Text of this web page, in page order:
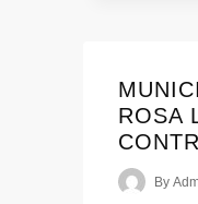
ROSA
By